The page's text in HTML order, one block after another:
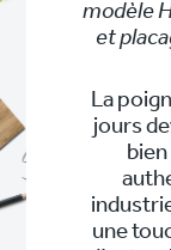
modèle
et
La
jours
une